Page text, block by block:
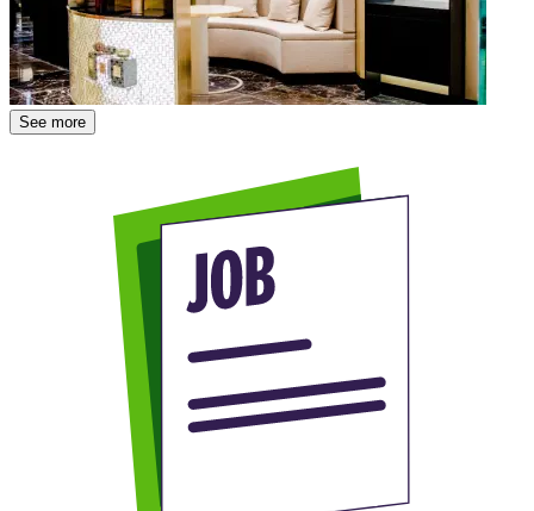
See more